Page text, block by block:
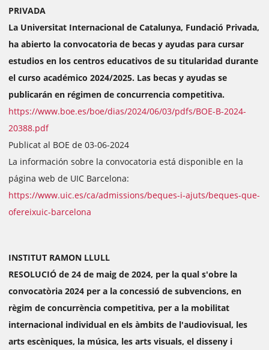
PRIVADA
La Universitat Internacional de Catalunya, Fundació Privada,
ha abierto la convocatoria de becas y ayudas para cursar
estudios en los centros educativos de su titularidad durante
el curso académico 2024/2025. Las becas y ayudas se
publicarán en régimen de concurrencia competitiva.
https://www.boe.es/boe/dias/2024/06/03/pdfs/BOE-B-2024-
20388.pdf
Publicat al BOE de 03-06-2024
La información sobre la convocatoria está disponible en la
página web de UIC Barcelona:
https://www.uic.es/ca/admissions/beques-i-ajuts/beques-que-
ofereixuic-barcelona
INSTITUT RAMON LLULL
RESOLUCIÓ de 24 de maig de 2024, per la qual s'obre la
convocatòria 2024 per a la concessió de subvencions, en
règim de concurrència competitiva, per a la mobilitat
internacional individual en els àmbits de l'audiovisual, les
arts escèniques, la música, les arts visuals, el disseny i